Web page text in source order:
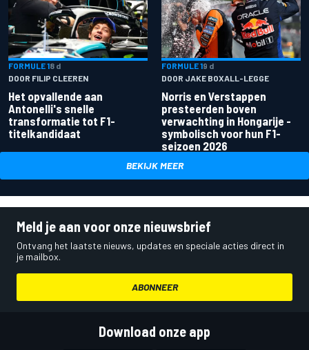
FORMULE 18 d
DOOR FILIP CLEEREN
Het opvallende aan
Antonelli's snelle
transformatie tot F1-
titelkandidaat
FORMULE 19 d
DOOR JAKE BOXALL-LEGGE
Norris en Verstappen
presteerden boven
verwachting in Hongarije -
symbolisch voor hun F1-
seizoen 2026
BEKIJK MEER
Meld je aan voor onze nieuwsbrief
Ontvang het laatste nieuws, updates en speciale acties direct in
je mailbox.
ABONNEER
Download onze app